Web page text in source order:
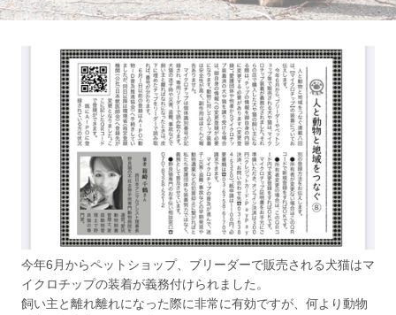
今年6月からペットショップ、ブリーダーで販売される犬猫はマ
イクロチップの装着が義務付けられました。
飼い主と離れ離れになった際に非常に有効ですが、何より動物